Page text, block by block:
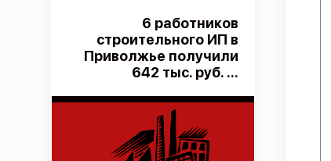
6 работников
строительного ИП в
Приволжье получили
642 тыс. руб. ...